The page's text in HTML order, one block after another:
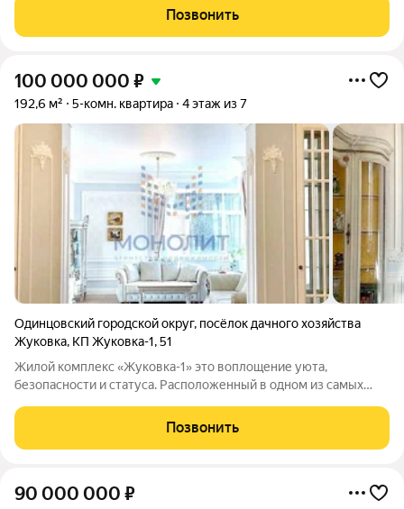
расположена на третьем этаже. Просторная и светлая, окна
выходят на три стороны света.
Позвонить
100 000 000 ₽
192,6 м² 5-комн. квартира 4 этаж из 7
Одинцовский городской округ, посёлок дачного хозяйства
Жуковка, КП Жуковка-1,51
Жилой комплекс «Жуковка-1» это воплощение уюта,
безопасности и статуса. Расположенный в одном из самых
своей атмосферой спокойствия и близости к природе, при
этом оставаясь в пределах удобной
Позвонить
90 000 000 ₽